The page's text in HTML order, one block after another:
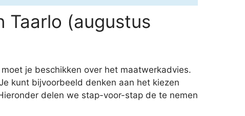
Taarlo (augustus
je beschikken over het maatwerkadvies.
kunt bijvoorbeeld denken aan het kiezen
delen we stap-voor-stap de te nemen